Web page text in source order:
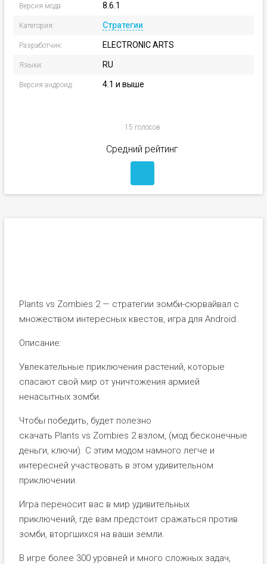
Версия мода: 8.6.1
Категория: Стратегии
Разработчик: ELECTRONIC ARTS
Языки: RU
Версия андроид: 4.1 и выше
15 голосов
Средний рейтинг
Plants vs Zombies 2 — стратегии зомби-сюрвайвал с
множеством интересных квестов, игра для Android.
Описание:
Увлекательные приключения растений, которые
спасают свой мир от уничтожения армией
ненасытных зомби.
Чтобы победить, будет полезно
скачать Plants vs Zombies 2 взлом, (мод бесконечные
деньги, ключи). С этим модом намного легче и
интересней участвовать в этом удивительном
приключении.
Игра переносит вас в мир удивительных
приключений, где вам предстоит сражаться против
зомби, вторгшихся на ваши земли.
В игре более 300 уровней и много сложных задач,